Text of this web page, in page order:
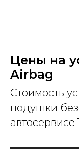
Цены на
Airbag
Стоимость
подушки
автосервисе